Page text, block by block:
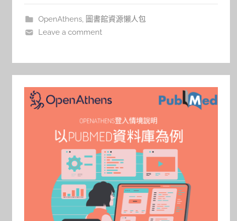
OpenAthens, 圖書館資源懶人包
Leave a comment